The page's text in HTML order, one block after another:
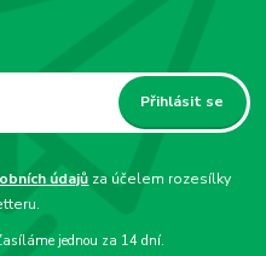
Přihlásit se
údajů za účelem rozesílky
jednou za 14 dní.